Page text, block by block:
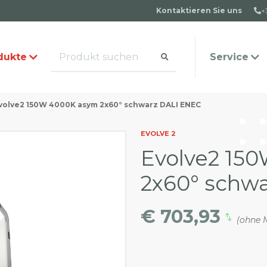
Kontaktieren Sie uns
Service
Häufige Fragen
Kontakt
150W 4000K asym 2x60° schwarz DALI ENEC
EVOLVE 2
Evolve2
2x60°
€ 703,93 (ohne